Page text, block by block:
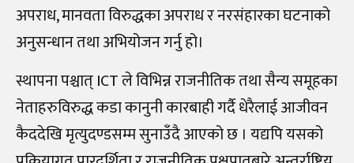
अपराध, मानवता विरुद्धका अपराध र नरसंहारका घटनाको
अनुसन्धान तथा अभियोजन गर्नु हो।
स्थापना पश्चात् ICT ले विभिन्न राजनीतिक तथा सैन्य समूहका
नेताहरुविरुद्ध कडा कानुनी कारबाही गर्दै धेरैलाई आजीवन
कैददेखि मृत्युदण्डसम्म सुनाउँदै आएको छ । यद्यपि यसको